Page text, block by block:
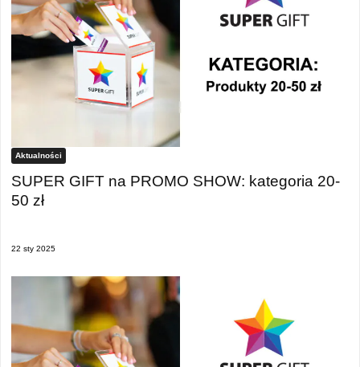
Aktualności
SUPER GIFT na PROMO SHOW: kategoria 20-
50 zł
22 sty 2025